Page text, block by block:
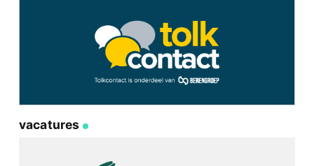
vacatures